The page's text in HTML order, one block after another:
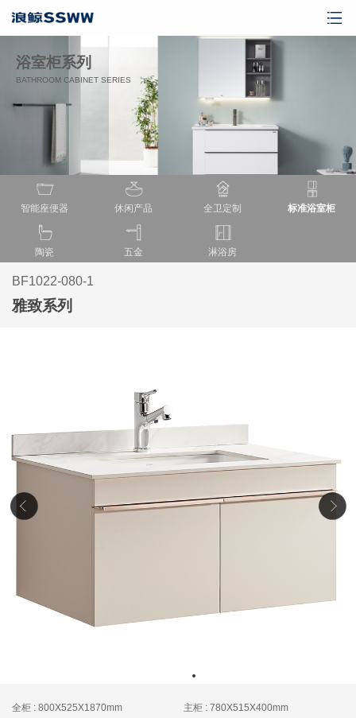
浴室柜系列
BATHROOM CABINET SERIES
智能座便器 休闲产品 全卫定制 标准浴室柜
陶瓷 五金 淋浴房
BF1022-080-1
雅致系列
全柜 : 800X525X1870mm
主柜 : 780X515X400mm